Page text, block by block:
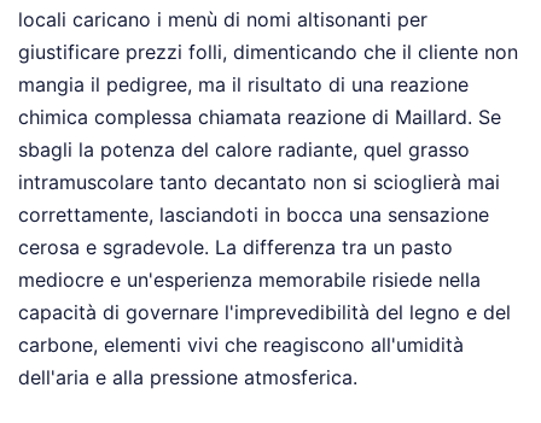
locali caricano i menù di nomi altisonanti per
giustificare prezzi folli, dimenticando che il cliente non
mangia il pedigree, ma il risultato di una reazione
chimica complessa chiamata reazione di Maillard. Se
sbagli la potenza del calore radiante, quel grasso
intramuscolare tanto decantato non si scioglierà mai
correttamente, lasciandoti in bocca una sensazione
cerosa e sgradevole. La differenza tra un pasto
mediocre e un'esperienza memorabile risiede nella
capacità di governare l'imprevedibilità del legno e del
carbone, elementi vivi che reagiscono all'umidità
dell'aria e alla pressione atmosferica.